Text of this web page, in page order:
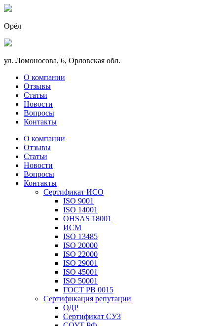
Орёл
ул. Ломоносова, 6, Орловская обл.
О компании
Отзывы
Статьи
Новости
Вопросы
Контакты
О компании
Отзывы
Статьи
Новости
Вопросы
Контакты
Сертификат ИСО
ISO 9001
ISO 14001
OHSAS 18001
ИСМ
ISO 13485
ISO 20000
ISO 22000
ISO 29001
ISO 45001
ISO 50001
ГОСТ РВ 0015
Сертификация репутации
ОДР
Сертификат СУЗ